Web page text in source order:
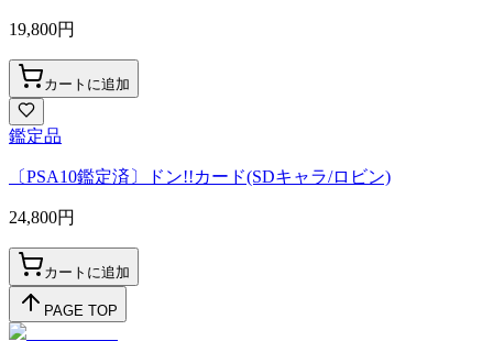
19,800円
カートに追加
鑑定品
〔PSA10鑑定済〕ドン!!カード(SDキャラ/ロビン)
24,800円
カートに追加
PAGE TOP